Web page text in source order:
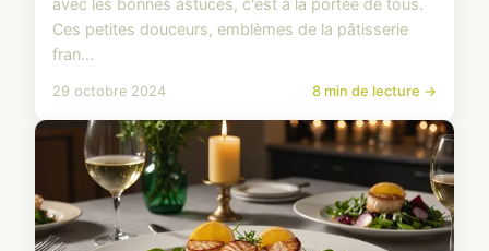
avec les bonnes astuces, c'est à la portée de tous.
Ces petites douceurs, emblèmes de la pâtisserie
fran...
29 octobre 2024 8 min de lecture →